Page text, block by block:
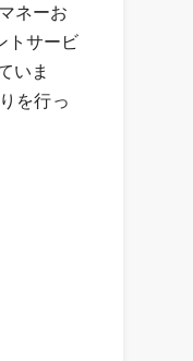
ネーお
トサービ
いま
を行っ